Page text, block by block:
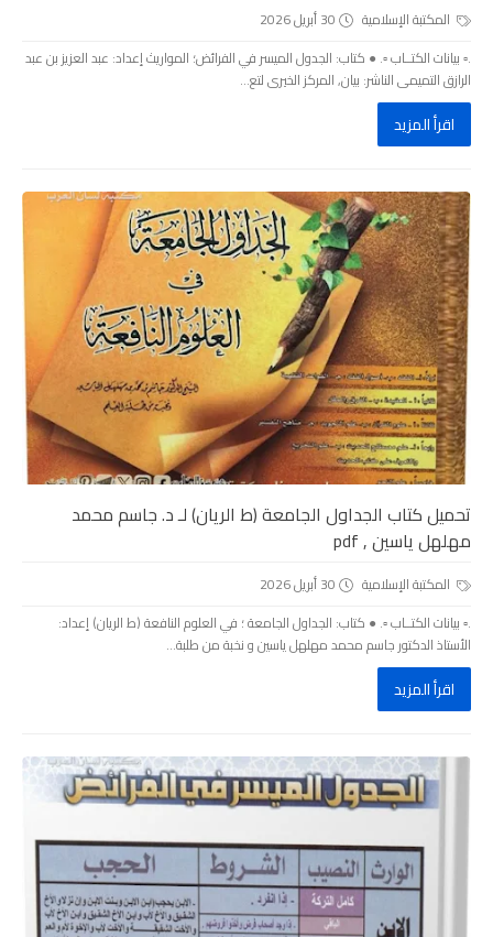
المكتبة الإسلامية
30 أبريل 2026
.▫️ بيانات الكتــاب ▫️. ● كتاب: الجدول الميسر في الفرائض؛ المواريث إعداد: عبد العزيز بن عبد
الرازق التميمى الناشر: بيان, المركز الخيرى لتع...
اقرأ المزيد
تحميل كتاب الجداول الجامعة (ط الريان) لـ د. جاسم محمد
مهلهل ياسين , pdf
المكتبة الإسلامية
30 أبريل 2026
.▫️ بيانات الكتــاب ▫️. ● كتاب: الجداول الجامعة ؛ في العلوم النافعة (ط الريان) إعداد:
الأستاذ الدكتور جاسم محمد مهلهل ياسين و نخبة من طلبة...
اقرأ المزيد